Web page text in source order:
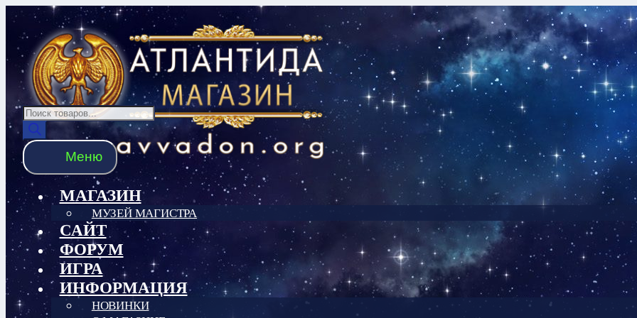
Перейти
к
навигации
Перейти
к
содержимому
Поиск
товаров
Меню
МАГАЗИН
МУЗЕЙ МАГИСТРА
САЙТ
ФОРУМ
ИГРА
ИНФОРМАЦИЯ
НОВИНКИ